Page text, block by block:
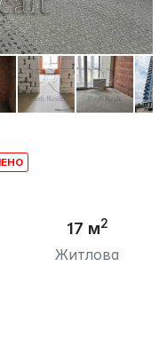
17 м2
Житлова